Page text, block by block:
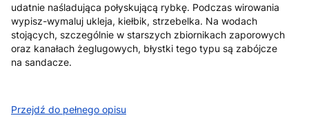
udatnie naśladująca połyskującą rybkę. Podczas wirowania
wypisz-wymaluj ukleja, kiełbik, strzebelka. Na wodach
stojących, szczególnie w starszych zbiornikach zaporowych
oraz kanałach żeglugowych, błystki tego typu są zabójcze
na sandacze.
Przejdź do pełnego opisu